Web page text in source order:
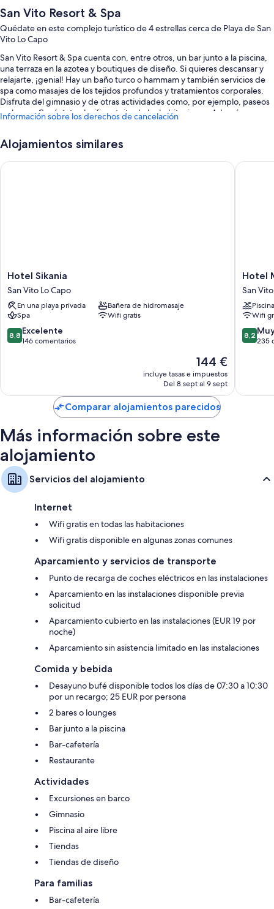
San Vito Resort & Spa
Quédate en este complejo turístico de 4 estrellas cerca de Playa de San
Vito Lo Capo
San Vito Resort & Spa cuenta con, entre otros, un bar junto a la piscina,
una terraza en la azotea y boutiques de diseño. Si quieres descansar y
relajarte, ¡genial! Hay un baño turco o hammam y también servicios de
spa como masajes de los tejidos profundos y tratamientos corporales.
Disfruta del gimnasio y de otras actividades como, por ejemplo, paseos
en barco. Conéctate al wifi gratuito de las habitaciones. Además,
También podrás disfrutar de otros servicios, como:
Una piscina al aire libre con tumbonas y sombrillas
Todas las habitaciones en San Vito Resort & Spa tienen características
ciertas comodidades adicionales, como wifi gratis y aire acondicionado.
Además, otros de los servicios que encontrarás en todas las
Baños compartidos con duchas y secadores de pelo
Frigoríficos pequeños, hervidores eléctricos y calefacción
Información sobre los derechos de cancelación
Alojamientos similares
Hotel
Sikania
San
Vito
Lo
Capo
Hotel Sikania
San Vito Lo Capo
En una playa privada
Bañera de hidromasaje
Spa
Wifi gratis
8.8
sobre
8,8 Excelente
146 comentarios
El
precio
actual
de
144 €
144 €
incluye tasas e impuestos
Del 8 sept al 9 sept
Hotel Sikania
Hotel
Mira
San
Vito
Lo
Capo
Hotel
San
Piscina
Wifi
8.2
sobre
8,2
235
Hotel
Comparar alojamientos parecidos
Más información sobre este
alojamiento
Servicios del alojamiento
Internet
Wifi gratis en todas las habitaciones
Wifi gratis disponible en algunas zonas comunes
Aparcamiento y servicios de transporte
Punto de recarga de coches eléctricos en las instalaciones
Aparcamiento en las instalaciones disponible previa
solicitud
Aparcamiento cubierto en las instalaciones (EUR 19 por
noche)
Aparcamiento sin asistencia limitado en las instalaciones
Comida y bebida
Desayuno bufé disponible todos los días de 07:30 a 10:30
por un recargo; 25 EUR por persona
2 bares o lounges
Bar junto a la piscina
Bar-cafetería
Restaurante
Actividades
Excursiones en barco
Gimnasio
Piscina al aire libre
Tiendas
Tiendas de diseño
Para familias
Bar-cafetería